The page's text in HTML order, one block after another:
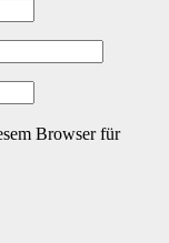
Browser für